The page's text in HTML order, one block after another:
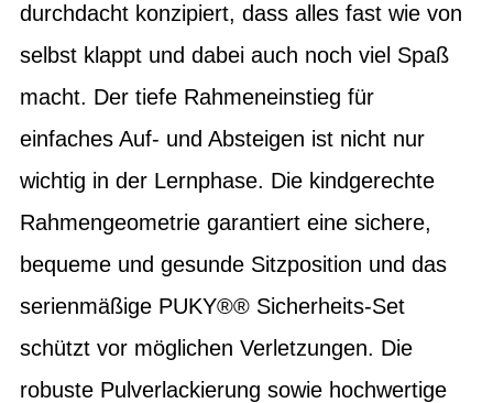
durchdacht konzipiert, dass alles fast wie von
selbst klappt und dabei auch noch viel Spaß
macht. Der tiefe Rahmeneinstieg für
einfaches Auf- und Absteigen ist nicht nur
wichtig in der Lernphase. Die kindgerechte
Rahmengeometrie garantiert eine sichere,
bequeme und gesunde Sitzposition und das
serienmäßige PUKY®® Sicherheits-Set
schützt vor möglichen Verletzungen. Die
robuste Pulverlackierung sowie hochwertige